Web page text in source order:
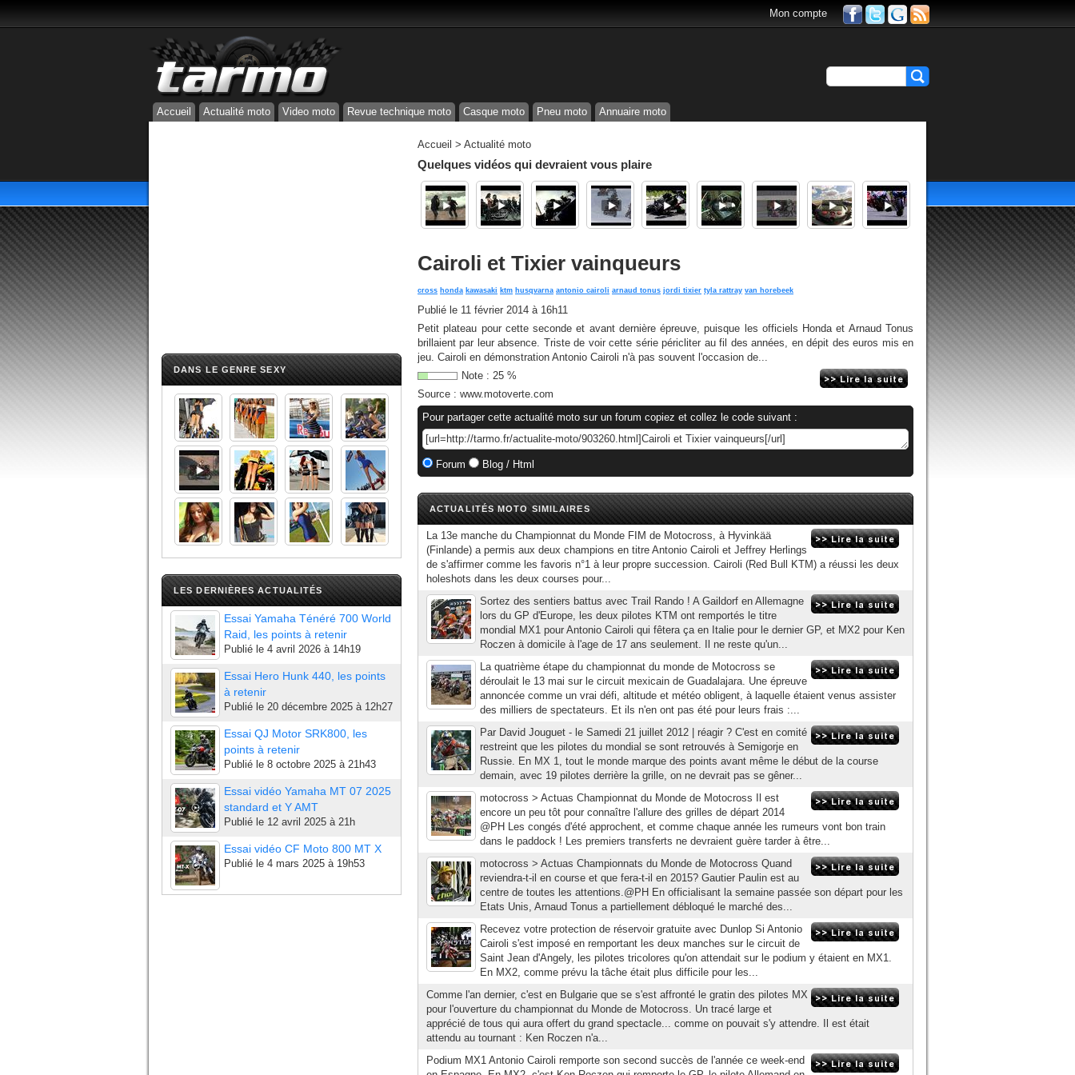
Mon compte
Accueil Actualité moto Video moto Revue technique moto Casque moto Pneu moto Annuaire moto
DANS LE GENRE SEXY
LES DERNIÈRES ACTUALITÉS
Essai Yamaha Ténéré 700 World
Raid, les points à retenir
Publié le 4 avril 2026 à 14h19
Essai Hero Hunk 440, les points
à retenir
Publié le 20 décembre 2025 à 12h27
Essai QJ Motor SRK800, les
points à retenir
Publié le 8 octobre 2025 à 21h43
Essai vidéo Yamaha MT 07 2025
standard et Y AMT
Publié le 12 avril 2025 à 21h
Essai vidéo CF Moto 800 MT X
Publié le 4 mars 2025 à 19h53
Accueil > Actualité moto
Quelques vidéos qui devraient vous plaire
Cairoli et Tixier vainqueurs
cross honda kawasaki ktm husqvarna antonio cairoli arnaud tonus jordi tixier tyla rattray van horebeek
Publié le 11 février 2014 à 16h11
Petit plateau pour cette seconde et avant dernière épreuve, puisque les officiels Honda et Arnaud Tonus
brillaient par leur absence. Triste de voir cette série péricliter au fil des années, en dépit des euros mis en
jeu. Cairoli en démonstration Antonio Cairoli n'à pas souvent l'occasion de...
Note : 25 %
Source : www.motoverte.com
Pour partager cette actualité moto sur un forum copiez et collez le code suivant :
Forum Blog / Html
ACTUALITÉS MOTO SIMILAIRES
La 13e manche du Championnat du Monde FIM de Motocross, à Hyvinkää
(Finlande) a permis aux deux champions en titre Antonio Cairoli et Jeffrey Herlings
de s'affirmer comme les favoris n°1 à leur propre succession. Cairoli (Red Bull KTM) a réussi les deux
holeshots dans les deux courses pour...
Sortez des sentiers battus avec Trail Rando ! A Gaildorf en Allemagne
lors du GP d'Europe, les deux pilotes KTM ont remportés le titre
mondial MX1 pour Antonio Cairoli qui fêtera ça en Italie pour le dernier GP, et MX2 pour Ken
Roczen à domicile à l'age de 17 ans seulement. Il ne reste qu'un...
La quatrième étape du championnat du monde de Motocross se
déroulait le 13 mai sur le circuit mexicain de Guadalajara. Une épreuve
annoncée comme un vrai défi, altitude et météo obligent, à laquelle étaient venus assister
des milliers de spectateurs. Et ils n'en ont pas été pour leurs frais :...
Par David Jouguet - le Samedi 21 juillet 2012 | réagir ? C'est en comité
restreint que les pilotes du mondial se sont retrouvés à Semigorje en
Russie. En MX 1, tout le monde marque des points avant même le début de la course
demain, avec 19 pilotes derrière la grille, on ne devrait pas se gêner...
motocross > Actuas Championnat du Monde de Motocross Il est
encore un peu tôt pour connaître l'allure des grilles de départ 2014
@PH Les congés d'été approchent, et comme chaque année les rumeurs vont bon train
dans le paddock ! Les premiers transferts ne devraient guère tarder à être...
motocross > Actuas Championnats du Monde de Motocross Quand
reviendra-t-il en course et que fera-t-il en 2015? Gautier Paulin est au
centre de toutes les attentions.@PH En officialisant la semaine passée son départ pour les
Etats Unis, Arnaud Tonus a partiellement débloqué le marché des...
Recevez votre protection de réservoir gratuite avec Dunlop Si Antonio
Cairoli s'est imposé en remportant les deux manches sur le circuit de
Saint Jean d'Angely, les pilotes tricolores qu'on attendait sur le podium y étaient en MX1.
En MX2, comme prévu la tâche était plus difficile pour les...
Comme l'an dernier, c'est en Bulgarie que se s'est affronté le gratin des pilotes MX
pour l'ouverture du championnat du Monde de Motocross. Un tracé large et
apprécié de tous qui aura offert du grand spectacle... comme on pouvait s'y attendre. Il est était
attendu au tournant : Ken Roczen n'a...
Podium MX1 Antonio Cairoli remporte son second succès de l'année ce week-end